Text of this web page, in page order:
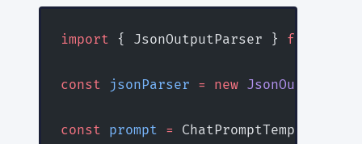
import { JsonOutputParser } from
const jsonParser = new
const prompt = ChatPromptTemplate.